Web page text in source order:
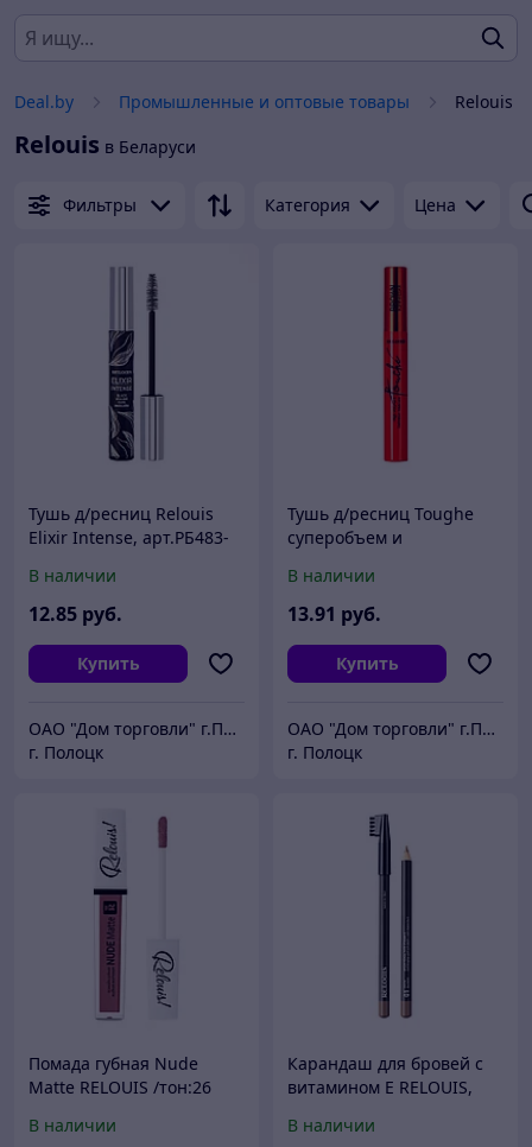
Deal.by Промышленные и оптовые товары Relouis
Relouis в Беларуси
Фильтры Категория Цена
Тушь д/ресниц Relouis
Elixir Intense, арт.РБ483-
В наличии
12.85 руб.
Купить
ОАО "Дом торговли" г.Полоцк
г. Полоцк
Тушь д/ресниц Toughe
суперобъем и
арт.РБ484-21, 9г
В наличии
13.91 руб.
Купить
ОАО "Дом торговли" г.Полоцк
г. Полоцк
Помада губная Nude
Matte RELOUIS /тон:26
В наличии
Карандаш для бровей с
витамином Е RELOUIS,
РБ1710-23
В наличии